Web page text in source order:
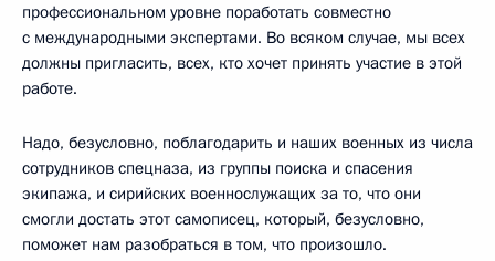
профессиональном уровне поработать совместно
с международными экспертами. Во всяком случае, мы всех
должны пригласить, всех, кто хочет принять участие в этой
работе.
Надо, безусловно, поблагодарить и наших военных из числа
сотрудников спецназа, из группы поиска и спасения
экипажа, и сирийских военнослужащих за то, что они
смогли достать этот самописец, который, безусловно,
поможет нам разобраться в том, что произошло.